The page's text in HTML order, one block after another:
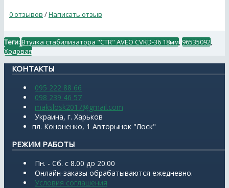
0 отзывов /Написать отзыв
Теги:Втулка стабилизатора "CTR" AVEO CVKD-36 18мм 96535092
Ходовая
КОНТАКТЫ
095 222 88 66
098 239 46 57
makslosk2017@gmail.com
Украина, г. Харьков
пл. Кононенко, 1 Авторынок "Лоск"
РЕЖИМ РАБОТЫ
Пн. - Сб. с 8.00 до 20.00
Онлайн-заказы обрабатываются ежедневно.
Условия соглашения